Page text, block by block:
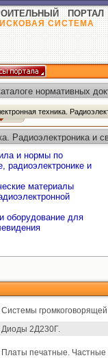
ПОРТАЛ
СИСТЕМА
нормативных
техника.
Радиоэлектроника и
и нормы по
радиоэлектронике и
материалы
оборудование для
Системы
Диоды 2Д230Г.
Платы печатные. Частные